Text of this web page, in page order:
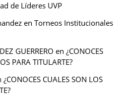
de Líderes UVP
en Torneos Institucionales
GUERRERO en ¿CONOCES
PARA TITULARTE?
¿CONOCES CUALES SON LOS